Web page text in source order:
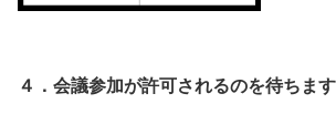
４．会議参加が許可されるのを待ちます